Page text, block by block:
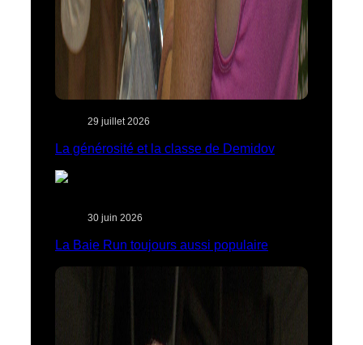
29 juillet 2026
La générosité et la classe de Demidov
30 juin 2026
La Baie Run toujours aussi populaire